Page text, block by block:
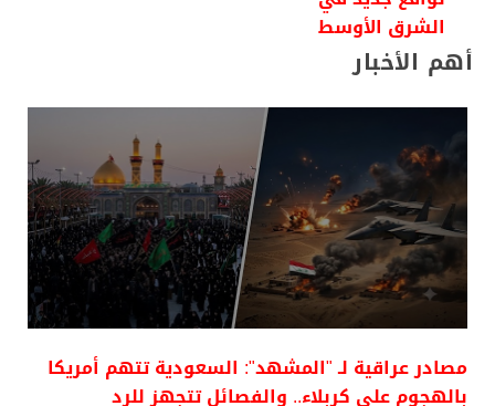
الشرق الأوسط
أهم الأخبار
مصادر عراقية لـ "المشهد": السعودية تتهم أمريكا
بالهجوم على كربلاء.. والفصائل تتجهز للرد